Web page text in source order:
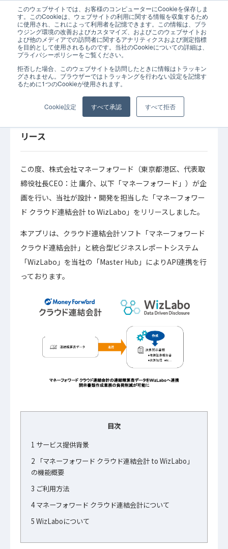
このウェブサイトでは、お客様のコンピューターにCookieを保存しま
す。このCookieは、ウェブサイトの利用に関する情報を収集するため
に使用され、これによって利用者を記憶できます。この情報は、ブラ
ウジング環境の改善およびカスタマイズ、およびこのウェブサイトお
よび他のメディアでの訪問者に関するアナリティクスおよび測定指標
を目的として使用されるものです。当社のCookieについての詳細は、
プライバシーポリシーをご覧ください。
拒否した場合、このウェブサイトを訪問したときに情報はトラッキン
グされません。ブラウザーではトラッキングを行わない設定を記憶す
るために1つのCookieが使用されます。
Cookie設定 すべて承認 すべて拒否
ホーム お知らせ 「マネーフォワード クラウド連結会計」から「
2023年11月07日 お知らせ
「マネーフォワード クラウド連結会計」から
「WizLabo」にデータ連携する 「マネーフォ
ワード クラウド連結会計 to WizLabo」をリ
リース
この度、株式会社マネーフォワード（東京都港区、代表取
締役社長CEO：辻 庸介、以下「マネーフォワード」）が企
画を行い、当社が設計・開発を担当した「マネーフォワー
ド クラウド連結会計 to WizLabo」をリリースしました。
本アプリは、​​クラウド連結会計ソフト「マネーフォワード
クラウド連結会計」と統合型ビジネスレポートシステム
「WizLabo」を当社の「Master Hub」によりAPI連携を行
っております。
目次
1 サービス提供背景
2 「マネーフォワード クラウド連結会計 to WizLabo」
の機能概要
3 ご利用方法
4マネーフォワード クラウド連結会計について
5 WizLaboについて